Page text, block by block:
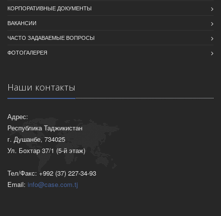
КОРПОРАТИВНЫЕ ДОКУМЕНТЫ
ВАКАНСИИ
ЧАСТО ЗАДАВАЕМЫЕ ВОПРОСЫ
ФОТОГАЛЕРЕЯ
Наши контакты
Адрес:
Республика Таджикистан
г. Душанбе, 734025
Ул. Бохтар 37/1 (5-й этаж)
Тел/Факс: +992 (37) 227-34-93
Email: info@case.com.tj